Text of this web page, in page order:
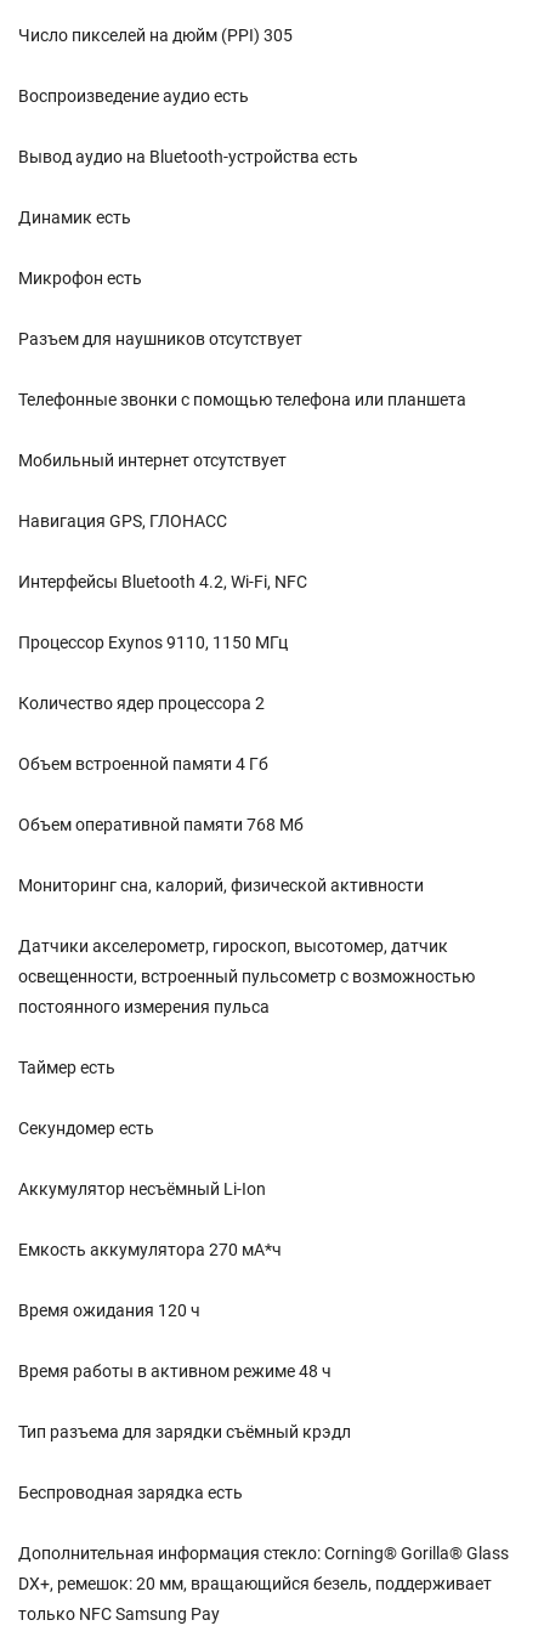
Число пикселей на дюйм (PPI) 305
Воспроизведение аудио есть
Вывод аудио на Bluetooth-устройства есть
Динамик есть
Микрофон есть
Разъем для наушников отсутствует
Телефонные звонки с помощью телефона или планшета
Мобильный интернет отсутствует
Навигация GPS, ГЛОНАСС
Интерфейсы Bluetooth 4.2, Wi-Fi, NFC
Процессор Exynos 9110, 1150 МГц
Количество ядер процессора 2
Объем встроенной памяти 4 Гб
Объем оперативной памяти 768 Мб
Мониторинг сна, калорий, физической активности
Датчики акселерометр, гироскоп, высотомер, датчик
освещенности, встроенный пульсометр с возможностью
постоянного измерения пульса
Таймер есть
Секундомер есть
Аккумулятор несъёмный Li-Ion
Емкость аккумулятора 270 мА*ч
Время ожидания 120 ч
Время работы в активном режиме 48 ч
Тип разъема для зарядки съёмный крэдл
Беспроводная зарядка есть
Дополнительная информация стекло: Corning® Gorilla® Glass
DX+, ремешок: 20 мм, вращающийся безель, поддерживает
только NFC Samsung Pay